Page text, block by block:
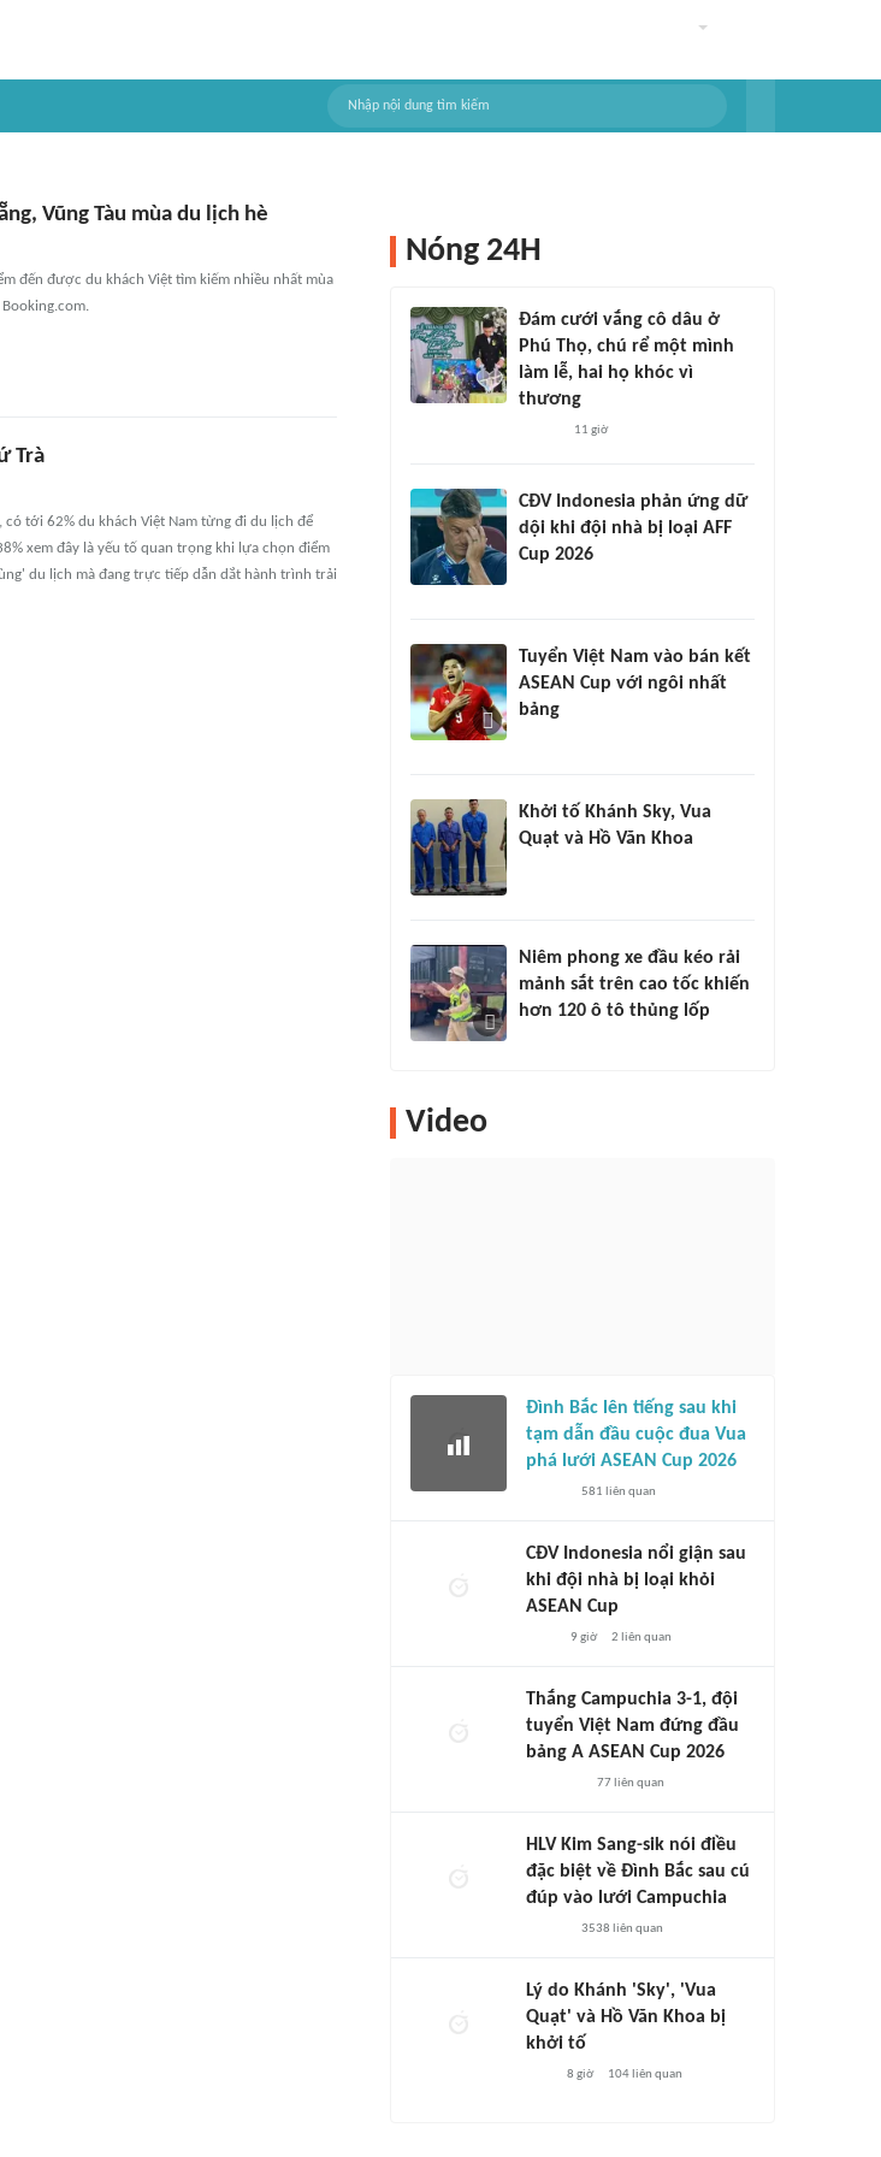
Vũng Tàu mùa du lịch hè
đến được du khách Việt tìm kiếm nhiều nhất mùa
Trà
có tới 62% du khách Việt Nam từng đi du lịch để
xem đây là yếu tố quan trọng khi lựa chọn điểm
du lịch mà đang trực tiếp dẫn dắt hành trình trải
Nóng 24H
Đám cưới vắng cô dâu ở
Phú Thọ, chú rể một mình
làm lễ, hai họ khóc vì
thương
11 giờ
CĐV Indonesia phản ứng dữ
dội khi đội nhà bị loại AFF
Cup 2026
Tuyển Việt Nam vào bán kết
ASEAN Cup với ngôi nhất
bảng
Khởi tố Khánh Sky, Vua
Quạt và Hồ Văn Khoa
Niêm phong xe đầu kéo rải
mảnh sắt trên cao tốc khiến
hơn 120 ô tô thủng lốp
Video
Đình Bắc lên tiếng sau khi
tạm dẫn đầu cuộc đua Vua
phá lưới ASEAN Cup 2026
581 liên quan
CĐV Indonesia nổi giận sau
khi đội nhà bị loại khỏi
ASEAN Cup
9 giờ 2 liên quan
Thắng Campuchia 3-1, đội
tuyển Việt Nam đứng đầu
bảng A ASEAN Cup 2026
77liên quan
HLV Kim Sang-sik nói điều
đặc biệt về Đình Bắc sau cú
đúp vào lưới Campuchia
3538 liên quan
Lý do Khánh 'Sky', 'Vua
Quạt' và Hồ Văn Khoa bị
khởi tố
8 giờ 104liên quan